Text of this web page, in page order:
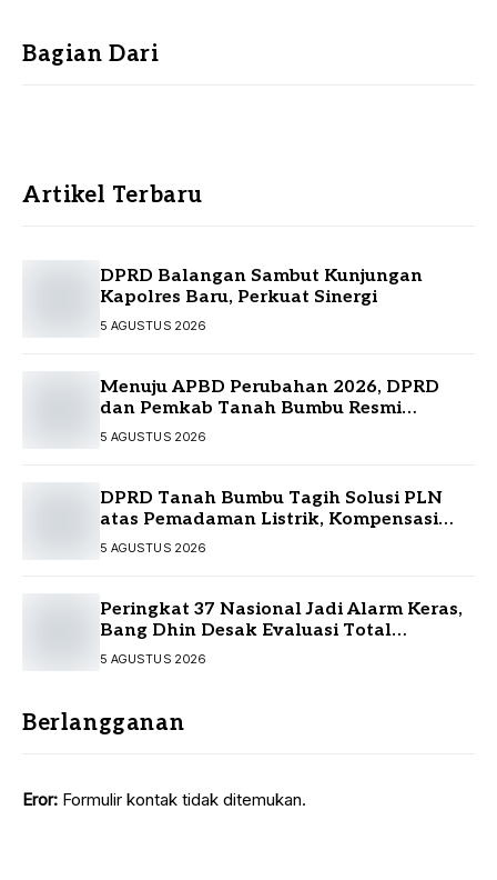
Bagian Dari
Artikel Terbaru
DPRD Balangan Sambut Kunjungan
Kapolres Baru, Perkuat Sinergi
5 AGUSTUS 2026
Menuju APBD Perubahan 2026, DPRD
dan Pemkab Tanah Bumbu Resmi
Sepakati KUA-PPAS
5 AGUSTUS 2026
DPRD Tanah Bumbu Tagih Solusi PLN
atas Pemadaman Listrik, Kompensasi
Pelanggan Belum Diputuskan
5 AGUSTUS 2026
Peringkat 37 Nasional Jadi Alarm Keras,
Bang Dhin Desak Evaluasi Total
Pelayanan Investasi Kalsel
5 AGUSTUS 2026
Berlangganan
Eror: Formulir kontak tidak ditemukan.